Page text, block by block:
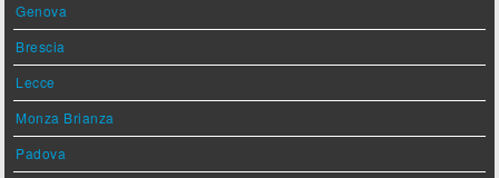
Genova
Brescia
Lecce
Monza Brianza
Padova